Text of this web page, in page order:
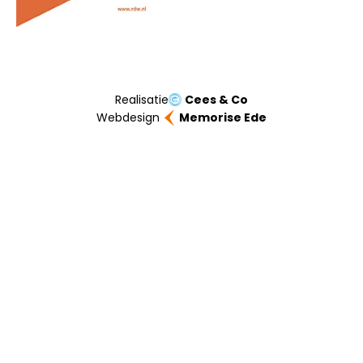
Realisatie
Cees & Co
Webdesign
Memorise Ede